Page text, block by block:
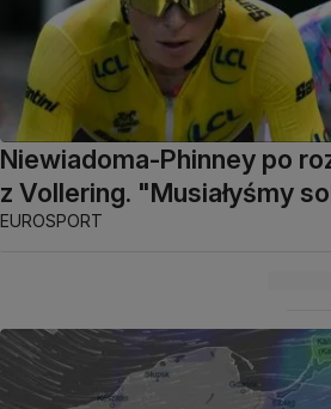
Niewiadoma-Phinney po
z Vollering. "Musiałyśmy
EUROSPORT